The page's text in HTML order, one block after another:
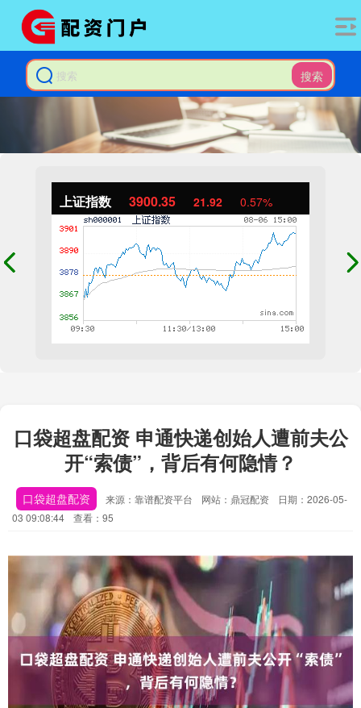
搜索
上证指数 3900.35 21.92 0.57%
口袋超盘配资 申通快递创始人遭前夫公
开“索债”，背后有何隐情？
口袋超盘配资 来源：靠谱配资平台 网站：鼎冠配资
日期：2026-05-
03 09:08:44
查看：95